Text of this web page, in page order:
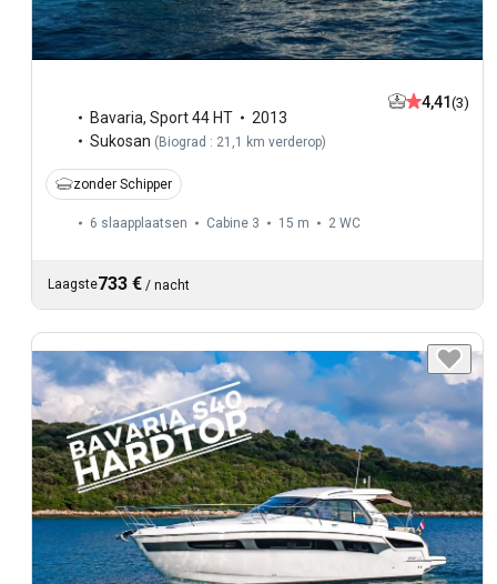
Bavaria, Sport 44 HT
2013
Sukosan (Biograd : 21,1 km verderop)
4,41 (3)
zonder Schipper
6 slaapplaatsen Cabine 3 15 m 2 WC
Laagste733 € / nacht